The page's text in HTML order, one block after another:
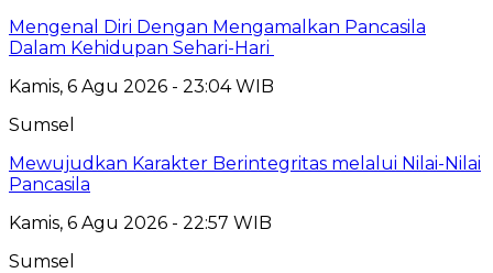
Mengenal Diri Dengan Mengamalkan Pancasila
Dalam Kehidupan Sehari-Hari
Kamis, 6 Agu 2026 - 23:04 WIB
Sumsel
Mewujudkan Karakter Berintegritas melalui Nilai-Nilai
Pancasila
Kamis, 6 Agu 2026 - 22:57 WIB
Sumsel